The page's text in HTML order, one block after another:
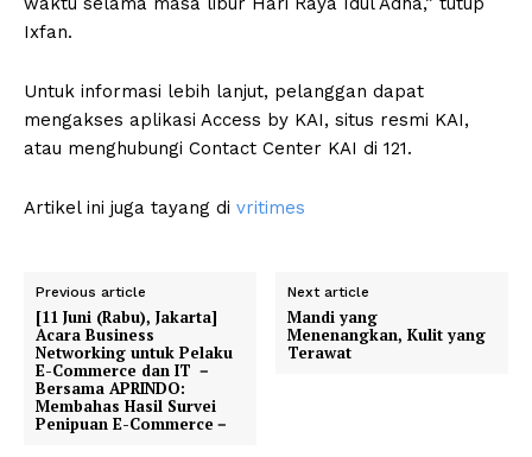
Ixfan.
Untuk informasi lebih lanjut, pelanggan dapat
mengakses aplikasi Access by KAI, situs resmi KAI,
atau menghubungi Contact Center KAI di 121.
Artikel ini juga tayang di vritimes
Previous article
[11 Juni (Rabu), Jakarta]
Acara Business
Networking untuk Pelaku
E-Commerce dan IT －
Bersama APRINDO:
Membahas Hasil Survei
Penipuan E-Commerce－
Next article
Mandi yang
Menenangkan, Kulit yang
Terawat